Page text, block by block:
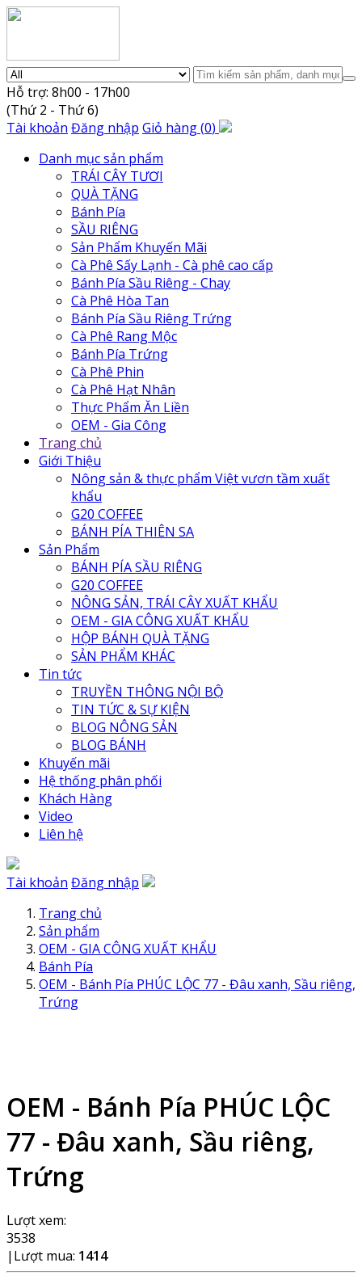
Hỗ trợ: 8h00 - 17h00
(Thứ 2 - Thứ 6)
Tài khoản Đăng nhập Giỏ hàng(0)
Danh mục sản phẩm
TRÁI CÂY TƯƠI
QUÀ TẶNG
Bánh Pía
SẦU RIÊNG
Sản Phẩm Khuyến Mãi
Cà Phê Sấy Lạnh - Cà phê cao cấp
Bánh Pía Sầu Riêng - Chay
Cà Phê Hòa Tan
Bánh Pía Sầu Riêng Trứng
Cà Phê Rang Mộc
Bánh Pía Trứng
Cà Phê Phin
Cà Phê Hạt Nhân
Thực Phẩm Ăn Liền
OEM - Gia Công
Trang chủ
Giới Thiệu
Nông sản & thực phẩm Việt vươn tầm xuất
khẩu
G20 COFFEE
BÁNH PÍA THIÊN SA
Sản Phẩm
BÁNH PÍA SẦU RIÊNG
G20 COFFEE
NÔNG SẢN, TRÁI CÂY XUẤT KHẨU
OEM - GIA CÔNG XUẤT KHẨU
HỘP BÁNH QUÀ TẶNG
SẢN PHẨM KHÁC
Tin tức
TRUYỀN THÔNG NỘI BỘ
TIN TỨC & SỰ KIỆN
BLOG NÔNG SẢN
BLOG BÁNH
Khuyến mãi
Hệ thống phân phối
Khách Hàng
Video
Liên hệ
Tài khoản Đăng nhập
Trang chủ
Sản phẩm
OEM - GIA CÔNG XUẤT KHẨU
Bánh Pía
OEM - Bánh Pía PHÚC LỘC 77 - Đâu xanh, Sầu riêng,
Trứng
OEM - Bánh Pía PHÚC LỘC
77 - Đâu xanh, Sầu riêng,
Trứng
Lượt xem:
3538
| Lượt mua: 1414